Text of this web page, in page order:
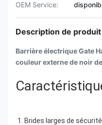
OEM Service:
Description de produit
Barrière électrique Gate
couleur externe de noir
1. Brides larges de